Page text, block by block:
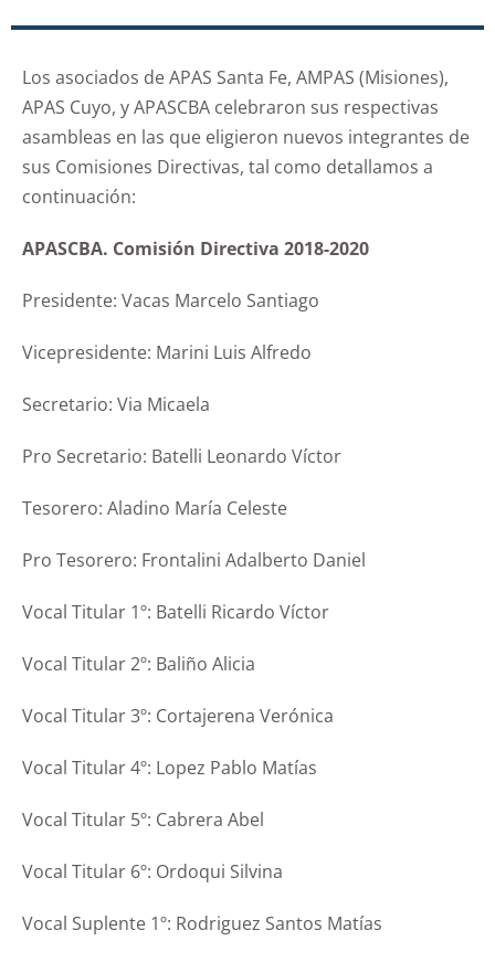
Los asociados de APAS Santa Fe, AMPAS (Misiones),
APAS Cuyo, y APASCBA celebraron sus respectivas
asambleas en las que eligieron nuevos integrantes de
sus Comisiones Directivas, tal como detallamos a
continuación:
APASCBA. Comisión Directiva 2018-2020
Presidente: Vacas Marcelo Santiago
Vicepresidente: Marini Luis Alfredo
Secretario: Via Micaela
Pro Secretario: Batelli Leonardo Víctor
Tesorero: Aladino María Celeste
Pro Tesorero: Frontalini Adalberto Daniel
Vocal Titular 1º: Batelli Ricardo Víctor
Vocal Titular 2º: Baliño Alicia
Vocal Titular 3º: Cortajerena Verónica
Vocal Titular 4º: Lopez Pablo Matías
Vocal Titular 5º: Cabrera Abel
Vocal Titular 6º: Ordoqui Silvina
Vocal Suplente 1º: Rodriguez Santos Matías